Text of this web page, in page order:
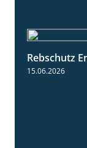
Rebschutz
15.06.2026